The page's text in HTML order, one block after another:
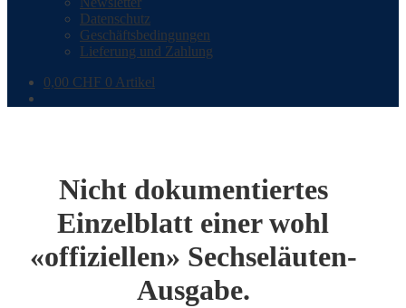
Datenschutz
Geschäftsbedingungen
Lieferung und Zahlung
0,00 CHF 0 Artikel
Nicht dokumentiertes
Einzelblatt einer wohl
«offiziellen» Sechseläuten-
Ausgabe.